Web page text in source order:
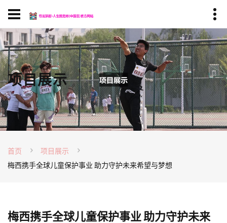
项目展示
首页
项目展示
梅西携手全球儿童保护事业 助力守护未来希望与梦想
梅西携手全球儿童保护事业 助力守护未来